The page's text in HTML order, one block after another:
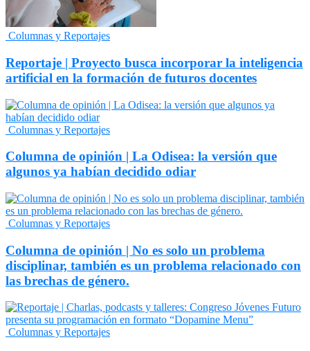
Columnas y Reportajes
Reportaje | Proyecto busca incorporar la inteligencia
artificial en la formación de futuros docentes
Columnas y Reportajes
Columna de opinión | La Odisea: la versión que
algunos ya habían decidido odiar
Columnas y Reportajes
Columna de opinión | No es solo un problema
disciplinar, también es un problema relacionado con
las brechas de género.
Columnas y Reportajes